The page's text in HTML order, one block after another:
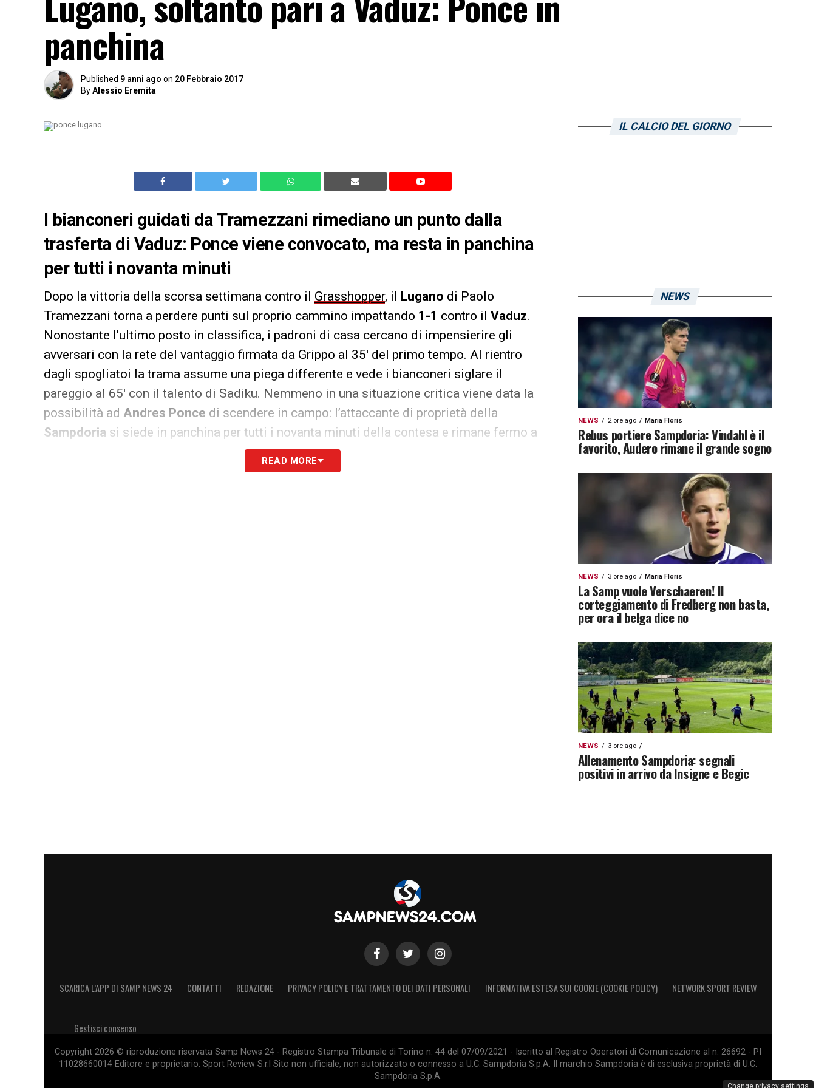
panchina
Published 9 anni ago on 20 Febbraio 2017
ByAlessio Eremita
I bianconeri guidati da Tramezzani rimediano un punto dalla
trasferta di Vaduz: Ponce viene convocato, ma resta in panchina
per tutti i novanta minuti
Dopo la vittoria della scorsa settimana contro il Grasshopper, il Lugano di Paolo
Tramezzani torna a perdere punti sul proprio cammino impattando 1-1 contro il Vaduz.
Nonostante l’ultimo posto in classifica, i padroni di casa cercano di impensierire gli
avversari con la rete del vantaggio firmata da Grippo al 35′ del primo tempo. Al rientro
dagli spogliatoi la trama assume una piega differente e vede i bianconeri siglare il
pareggio al 65′ con il talento di Sadiku. Nemmeno in una situazione critica viene data la
possibilità ad Andres Ponce di scendere in campo: l’attaccante di proprietà della
Sampdoria si siede in panchina per tutti i novanta minuti della contesa e rimane fermo a
READ MORE
IL CALCIO DEL GIORNO
NEWS
NEWS 2 ore ago Maria Floris
Rebus portiere Sampdoria: Vindahl è il
favorito, Audero rimane il grande sogno
NEWS 3 ore ago Maria Floris
La Samp vuole Verschaeren! Il
corteggiamento di Fredberg non basta,
per ora il belga dice no
NEWS 3 ore ago
Allenamento Sampdoria: segnali
positivi in arrivo da Insigne e Begic
SCARICA L’APP DI SAMP NEWS 24 CONTATTI REDAZIONE PRIVACY POLICY E TRATTAMENTO DEI DATI PERSONALI INFORMATIVA ESTESA SUI COOKIE (COOKIE POLICY) NETWORK SPORT REVIEW
Gestisci consenso
Copyright 2026 © riproduzione riservata Samp News 24 - Registro Stampa Tribunale di Torino n. 44 del 07/09/2021 - Iscritto al Registro Operatori di Comunicazione al n. 26692 - PI
11028660014 Editore e proprietario: Sport Review S.r.l Sito non ufficiale, non autorizzato o connesso a U.C. Sampdoria S.p.A. Il marchio Sampdoria è di esclusiva proprietà di U.C.
Sampdoria S.p.A.
Change privacy settings